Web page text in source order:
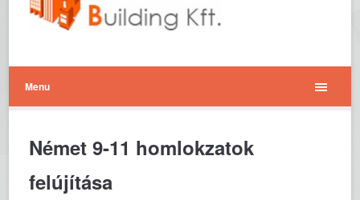
Menu
Német 9-11 homlokzatok
felújítása